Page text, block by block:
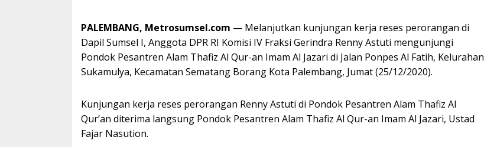
PALEMBANG, Metrosumsel.com — Melanjutkan kunjungan kerja reses perorangan di
Dapil Sumsel I, Anggota DPR RI Komisi IV Fraksi Gerindra Renny Astuti mengunjungi
Pondok Pesantren Alam Thafiz Al Qur-an Imam Al Jazari di Jalan Ponpes Al Fatih, Kelurahan
Sukamulya, Kecamatan Sematang Borang Kota Palembang, Jumat (25/12/2020).
Kunjungan kerja reses perorangan Renny Astuti di Pondok Pesantren Alam Thafiz Al
Qur’an diterima langsung Pondok Pesantren Alam Thafiz Al Qur-an Imam Al Jazari, Ustad
Fajar Nasution.